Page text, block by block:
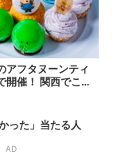
アフタヌーンティ
開催！ 関西でここ
りすぎるスイー...
った」当たる人
AD